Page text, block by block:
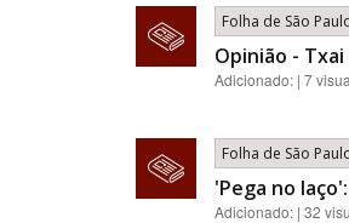
Folha de São
Opinião -
Adicionado: | 7
Folha de São
'Pega no
Adicionado: | 32